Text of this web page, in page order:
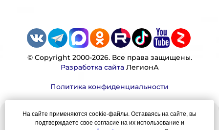
© Copyright 2000-2026. Все права защищены.
Разработка сайтаЛегионА
Политика конфиденциальности
Наша миссия:
На сайте применяются cookie-файлы. Оставаясь на сайте, вы
подтверждаете свое согласие на их использование и